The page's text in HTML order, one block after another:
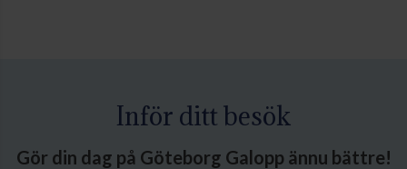
Inför ditt besök
Gör din dag på Göteborg Galopp ännu bättre!